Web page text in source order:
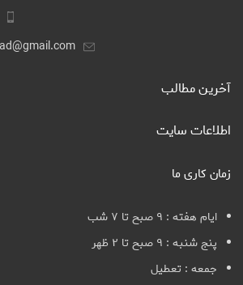
آخرین مطالب
اطلاعات سایت
زمان کاری ما
ایام هفته : ۹ صبح تا ۷ شب
پنج شنبه : ۹ صبح تا ۲ ظهر
جمعه : تعطیل